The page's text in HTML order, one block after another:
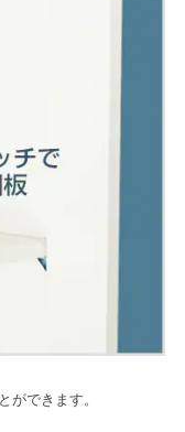
ができます。